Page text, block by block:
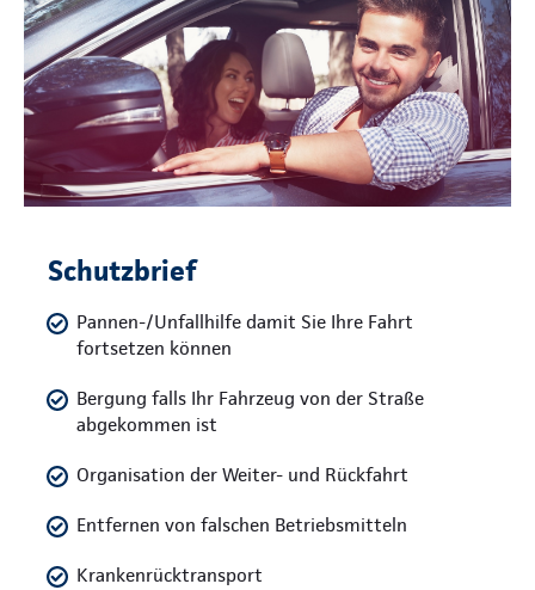
Schutzbrief
Pannen-/Unfallhilfe damit Sie Ihre Fahrt
fortsetzen können
Bergung falls Ihr Fahrzeug von der Straße
abgekommen ist
Organisation der Weiter- und Rückfahrt
Entfernen von falschen Betriebsmitteln
Krankenrücktransport